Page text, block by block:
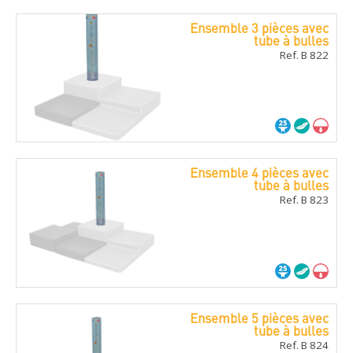
Ensemble 3 pièces avec
tube à bulles
Ref. B 822
Ensemble 4 pièces avec
tube à bulles
Ref. B 823
Ensemble 5 pièces avec
tube à bulles
Ref. B 824